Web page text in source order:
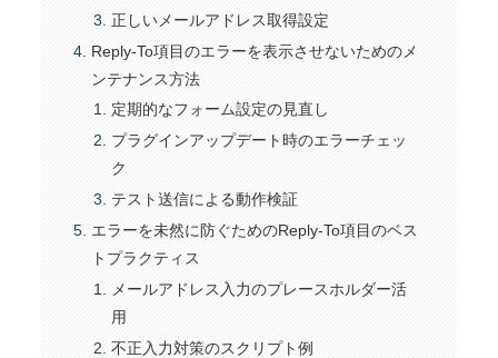
正しいメールアドレス取得設定
Reply-To項目のエラーを表示させないためのメ
ンテナンス方法
定期的なフォーム設定の見直し
プラグインアップデート時のエラーチェッ
ク
テスト送信による動作検証
エラーを未然に防ぐためのReply-To項目のベス
トプラクティス
メールアドレス入力のプレースホルダー活
用
不正入力対策のスクリプト例